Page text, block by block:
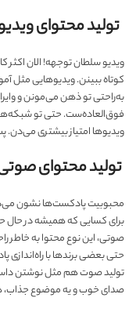
تولید محتوای
ویدیو سلطان توجهه! الان اکثر
کوتاه ببینن. ویدیوهایی مثل
به‌راحتی تو ذهن می‌مونن و
فوق‌العاده‌ست. حتی تو
ویدیوها امتیاز بیشتری می‌دن.
تولید محتوای
محبوبیت پادکست‌ها نشون
برای کسایی که همیشه در حال
صوتی، این نوع محتوا به خاطر
حتی بعضی برندها با
تولید صوت هم مثل نوشتن
صدای خوب و یه موضوع جذاب،